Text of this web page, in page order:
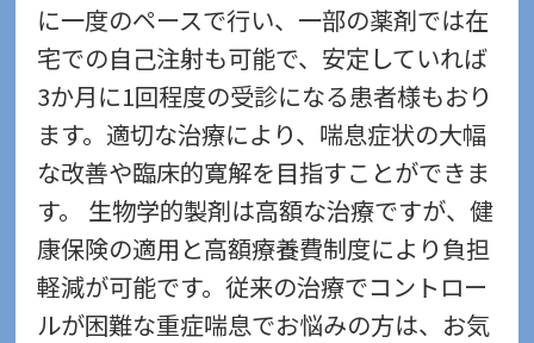
に一度のペースで行い、一部の薬剤では在
宅での自己注射も可能で、安定していれば
3か月に1回程度の受診になる患者様もおり
ます。適切な治療により、喘息症状の大幅
な改善や臨床的寛解を目指すことができま
す。 生物学的製剤は高額な治療ですが、健
康保険の適用と高額療養費制度により負担
軽減が可能です。従来の治療でコントロー
ルが困難な重症喘息でお悩みの方は、お気